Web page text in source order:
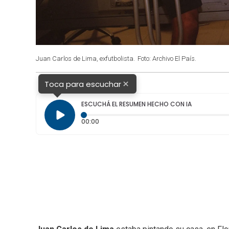
Juan Carlos de Lima, exfutbolista. Foto: Archivo El País.
Toca para escuchar×
ESCUCHÁ EL RESUMEN HECHO CON IA
00:00